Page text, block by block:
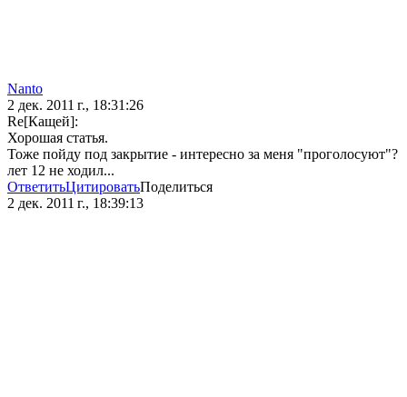
Nanto
2 дек. 2011 г., 18:31:26
Re[Кащей]:
Хорошая статья.
Тоже пойду под закрытие - интересно за меня "проголосуют"?
лет 12 не ходил...
ОтветитьЦитироватьПоделиться
2 дек. 2011 г., 18:39:13